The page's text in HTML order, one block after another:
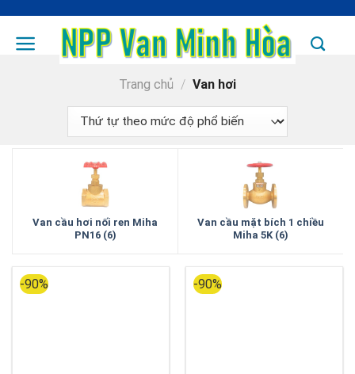
content
Trang chủ / Van hơi
Van cầu hơi nối ren Miha
PN16 (6)
Van cầu mặt bích 1 chiều
Miha 5K (6)
-90% -90%